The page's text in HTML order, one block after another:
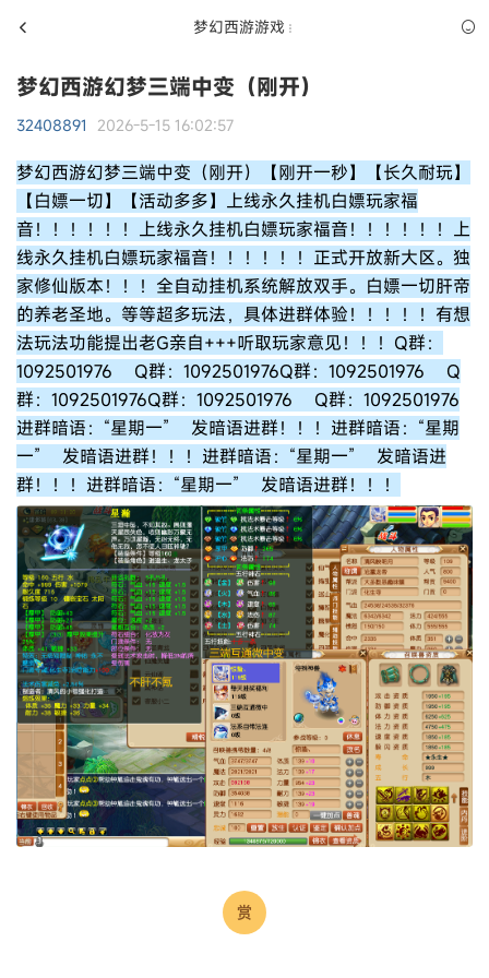
梦幻西游游戏
梦幻西游幻梦三端中变（刚开）
32408891 2026-5-15 16:02:57
梦幻西游幻梦三端中变（刚开）【刚开一秒】【长久耐玩】
【白嫖一切】【活动多多】上线永久挂机白嫖玩家福
音！！！！！！上线永久挂机白嫖玩家福音！！！！！！上
线永久挂机白嫖玩家福音！！！！！！正式开放新大区。独
家修仙版本！！！全自动挂机系统解放双手。白嫖一切肝帝
的养老圣地。等等超多玩法，具体进群体验！！！！！有想
法玩法功能提出老G亲自+++听取玩家意见！！！Q群：
1092501976 Q群：1092501976Q群：1092501976 Q
群：1092501976Q群：1092501976 Q群：1092501976
进群暗语：“星期一” 发暗语进群！！！进群暗语：“星期
一” 发暗语进群！！！进群暗语：“星期一” 发暗语进
群！！！进群暗语：“星期一” 发暗语进群！！！